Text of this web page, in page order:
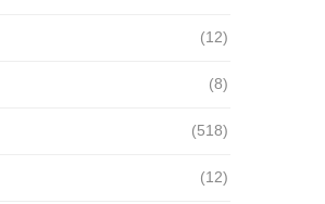
(12)
(8)
(518)
(12)